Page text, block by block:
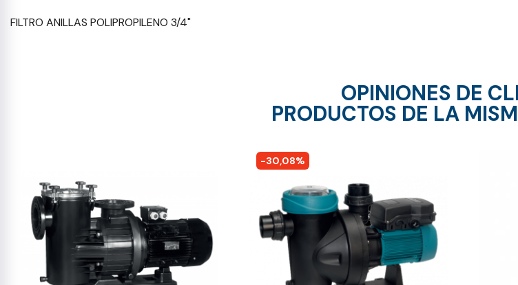
FILTRO ANILLAS POLIPROPILENO 3/4"
OPINIONES DE
PRODUCTOS DE LA
-30,08%